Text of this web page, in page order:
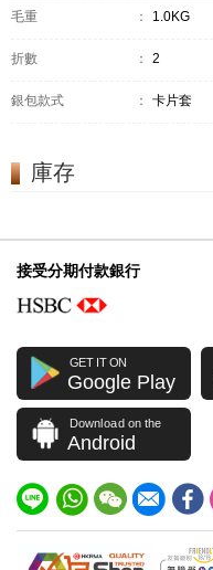
毛重 ： 1.0KG
折數 ： 2
銀包款式 ： 卡片套
庫存
接受分期付款銀行
GET IT ON
Google Play
Download on the
Android